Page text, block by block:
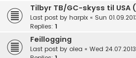
Tilbyr TB/GC-skyss til USA
Last post by harpix « Sun
Replies: 1
Feillogging
Last post by olea « Wed